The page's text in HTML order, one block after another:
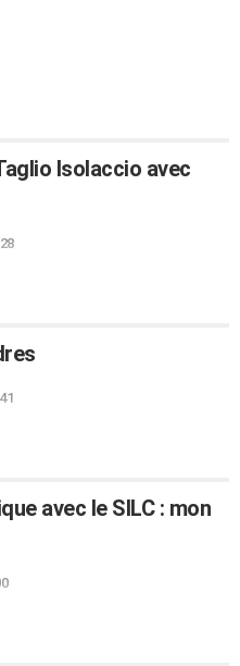
Isolaccio avec
avec le SILC : mon